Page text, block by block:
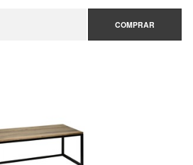
COMPRAR